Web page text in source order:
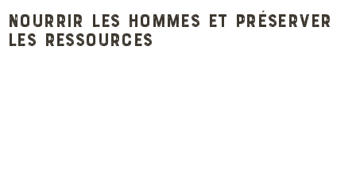
Nourrir les hommes et préserver
les ressources